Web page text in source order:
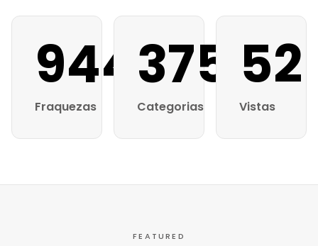
944
Fraquezas
375
Categorias
52
Vistas
FEATURED